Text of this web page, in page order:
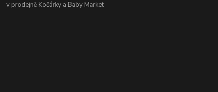
v prodejně Kočárky a Baby Market